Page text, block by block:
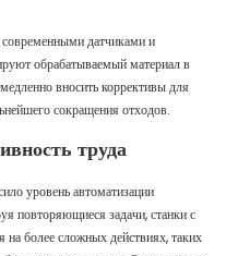
датчиками и
обрабатываемый материал в
вносить коррективы для
сокращения отходов.
труда
уровень автоматизации
повторяющиеся задачи, станки с
более сложных действиях, таких